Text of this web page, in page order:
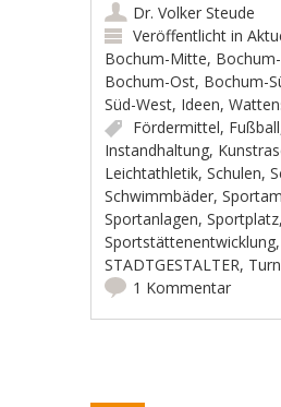
Dr. Volker Steude
Veröffentlicht in
Bochum-Mitte,
Bochum-Ost, Bochum-
Süd-West, Ideen,
Fördermittel, Fußball
Instandhaltung,
Leichtathletik,Schulen,
Schwimmbäder,
Sportanlagen,Sportplatz,
Sportstättenentwicklung,
STADTGESTALTER,
1 Kommentar